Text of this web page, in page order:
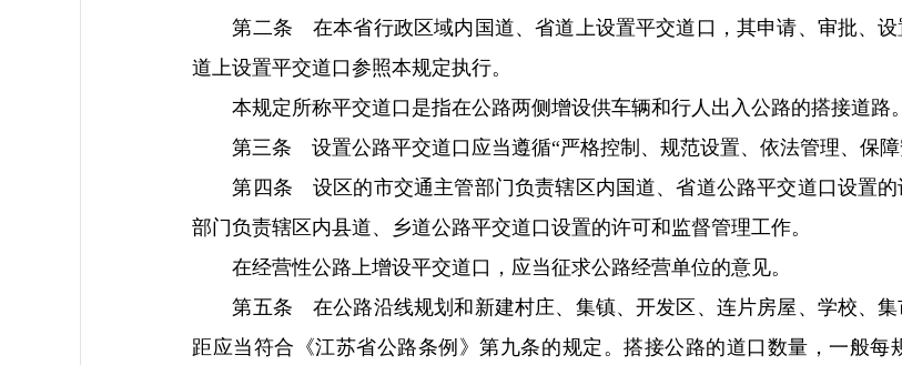
第二条 在本省行政区域内国道、省道上设置平交道口，其申请、审批、设
道上设置平交道口参照本规定执行。
本规定所称平交道口是指在公路两侧增设供车辆和行人出入公路的搭接道路。
第三条 设置公路平交道口应当遵循“严格控制、规范设置、依法管理、保障
第四条 设区的市交通主管部门负责辖区内国道、省道公路平交道口设置的
部门负责辖区内县道、乡道公路平交道口设置的许可和监督管理工作。
在经营性公路上增设平交道口，应当征求公路经营单位的意见。
第五条 在公路沿线规划和新建村庄、集镇、开发区、连片房屋、学校、集
距应当符合《江苏省公路条例》第九条的规定。搭接公路的道口数量，一般